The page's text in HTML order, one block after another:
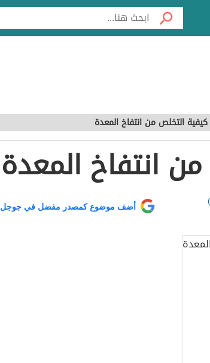
كيفية التخلص من انتفاخ المعدة
انتفاخ المعدة
أضف موضوع كمصدر مفضل في جوجل